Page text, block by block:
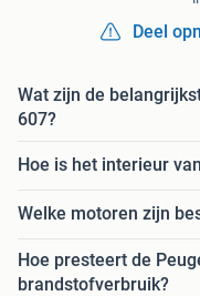
Deel
Wat zijn de
607?
Hoe is het interieur
Welke motoren zijn
Hoe presteert de
brandstofverbruik?